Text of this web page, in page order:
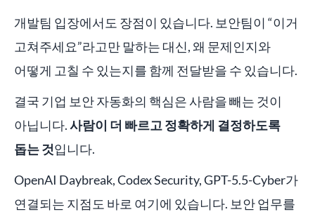
개발팀 입장에서도 장점이 있습니다. 보안팀이 “이거
고쳐주세요”라고만 말하는 대신, 왜 문제인지와
어떻게 고칠 수 있는지를 함께 전달받을 수 있습니다.
결국 기업 보안 자동화의 핵심은 사람을 빼는 것이
아닙니다.사람이 더 빠르고 정확하게 결정하도록
돕는 것입니다.
OpenAI Daybreak, Codex Security, GPT-5.5-Cyber가
연결되는 지점도 바로 여기에 있습니다. 보안 업무를